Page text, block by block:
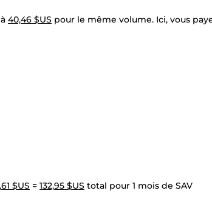
40,46 $US pour le même volume. Ici, vous
$US = 132,95 $US total pour 1 mois de SAV